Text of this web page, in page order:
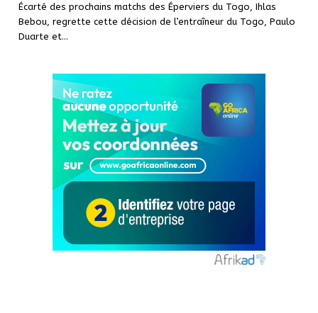
Écarté des prochains matchs des Éperviers du Togo, Ihlas
Bebou, regrette cette décision de l’entraîneur du Togo, Paulo
Duarte et…